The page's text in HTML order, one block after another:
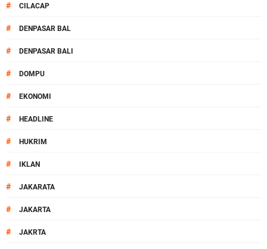
# CILACAP
# DENPASAR BAL
# DENPASAR BALI
# DOMPU
# EKONOMI
# HEADLINE
# HUKRIM
# IKLAN
# JAKARATA
# JAKARTA
# JAKRTA